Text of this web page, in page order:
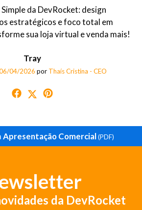
da DevRocket: design
estratégicos e foco total em
sua loja virtual e venda mais!
Tray
04/2026 por Thaís Cristina - CEO
Apresentação Comercial(PDF)
da DevRocket